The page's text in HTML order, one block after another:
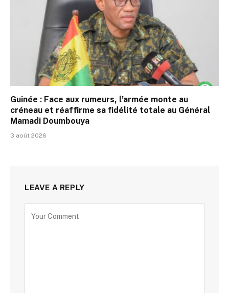
Guinée : Face aux rumeurs, l’armée monte au
créneau et réaffirme sa fidélité totale au Général
Mamadi Doumbouya
3 août 2026
LEAVE A REPLY